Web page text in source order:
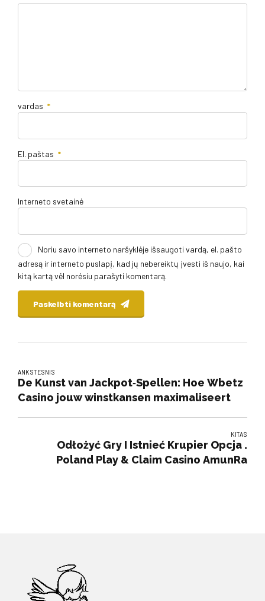
vardas *
El. paštas *
Interneto svetainė
Noriu savo interneto naršyklėje išsaugoti vardą, el. pašto
adresą ir interneto puslapį, kad jų nebereiktų įvesti iš naujo, kai
kitą kartą vėl norėsiu parašyti komentarą.
Paskelbti komentarą
ANKSTESNIS
De Kunst van Jackpot‑Spellen: Hoe Wbetz
Casino jouw winstkansen maximaliseert
KITAS
Odłożyć Gry I Istnieć Krupier Opcja .
Poland Play & Claim Casino AmunRa